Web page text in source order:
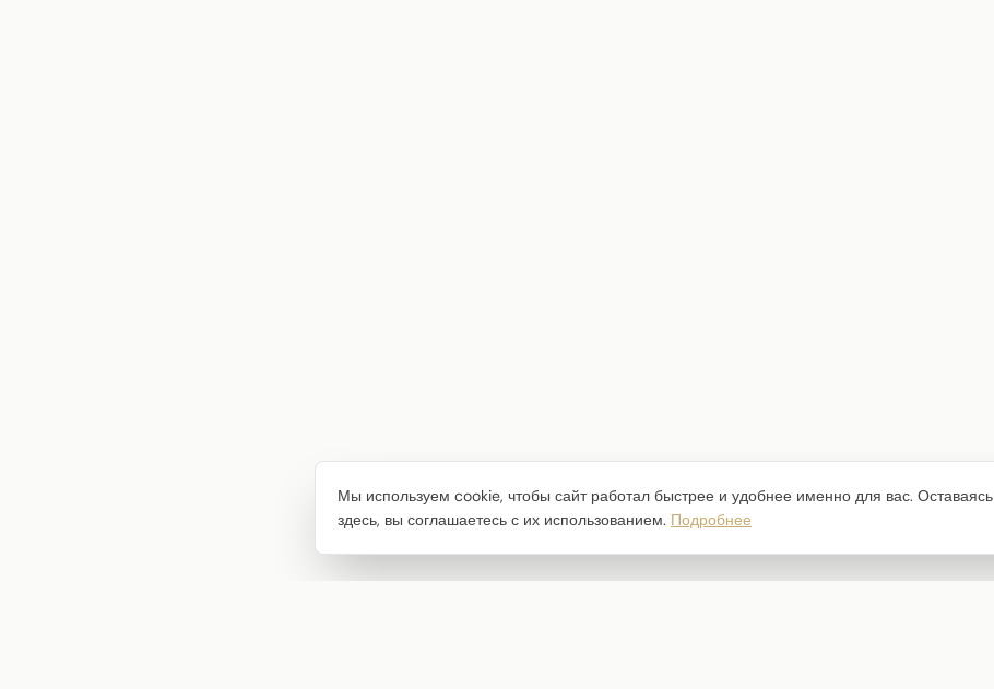
Мы используем cookie, чтобы сайт работал быстрее и удобнее именно для вас. Оставаясь
здесь, вы соглашаетесь с их использованием. Подробнее